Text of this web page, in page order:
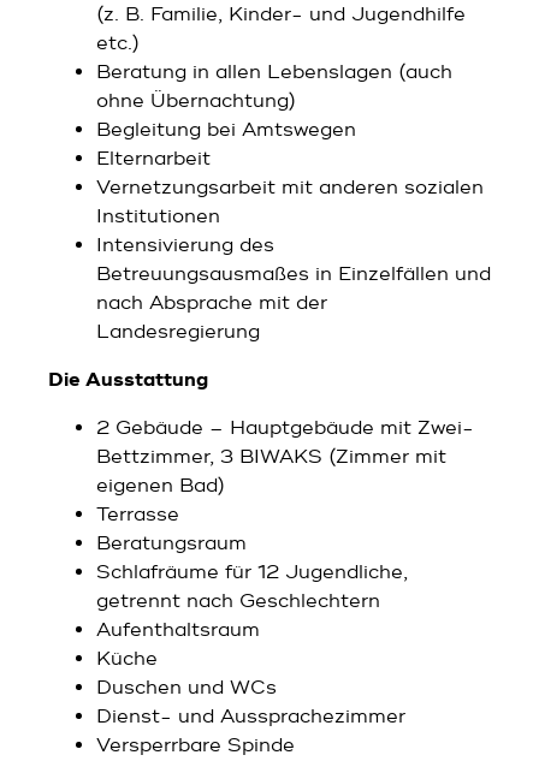
(z. B. Familie, Kinder- und Jugendhilfe
etc.)
Beratung in allen Lebenslagen (auch
ohne Übernachtung)
Begleitung bei Amtswegen
Elternarbeit
Vernetzungsarbeit mit anderen sozialen
Institutionen
Intensivierung des
Betreuungsausmaßes in Einzelfällen und
nach Absprache mit der
Landesregierung
Die Ausstattung
2 Gebäude – Hauptgebäude mit Zwei-
Bettzimmer, 3 BIWAKS (Zimmer mit
eigenen Bad)
Terrasse
Beratungsraum
Schlafräume für 12 Jugendliche,
getrennt nach Geschlechtern
Aufenthaltsraum
Küche
Duschen und WCs
Dienst- und Aussprachezimmer
Versperrbare Spinde